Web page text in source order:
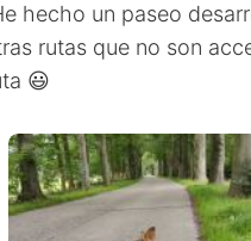
hecho un paseo
rutas que no son
😃